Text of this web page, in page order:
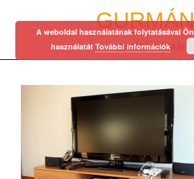
egy régi
A weboldal használatának folytatásával
használatát További információk